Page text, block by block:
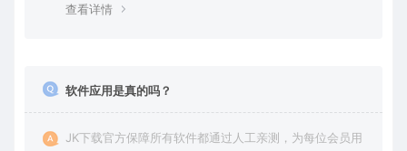
查看详情
软件应用是真的吗？
JK下载官方保障所有软件都通过人工亲测，为每位会员用